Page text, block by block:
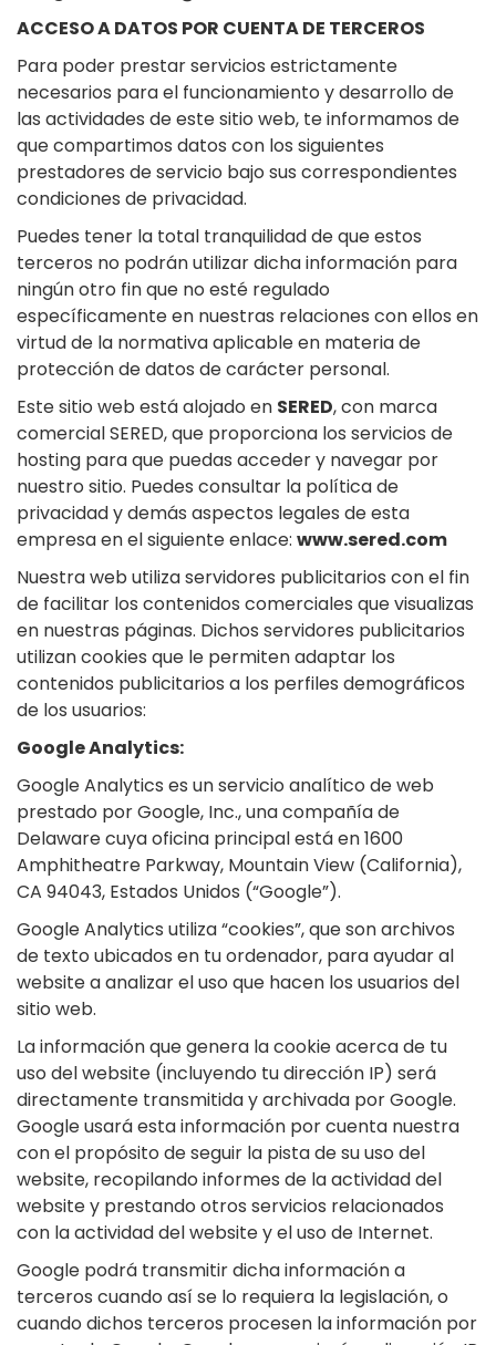
ACCESO A DATOS POR CUENTA DE TERCEROS
Para poder prestar servicios estrictamente
necesarios para el funcionamiento y desarrollo de
las actividades de este sitio web, te informamos de
que compartimos datos con los siguientes
prestadores de servicio bajo sus correspondientes
condiciones de privacidad.
Puedes tener la total tranquilidad de que estos
terceros no podrán utilizar dicha información para
ningún otro fin que no esté regulado
específicamente en nuestras relaciones con ellos en
virtud de la normativa aplicable en materia de
protección de datos de carácter personal.
Este sitio web está alojado en SERED, con marca
comercial SERED, que proporciona los servicios de
hosting para que puedas acceder y navegar por
nuestro sitio. Puedes consultar la política de
privacidad y demás aspectos legales de esta
empresa en el siguiente enlace: www.sered.com
Nuestra web utiliza servidores publicitarios con el fin
de facilitar los contenidos comerciales que visualizas
en nuestras páginas. Dichos servidores publicitarios
utilizan cookies que le permiten adaptar los
contenidos publicitarios a los perfiles demográficos
de los usuarios:
Google Analytics:
Google Analytics es un servicio analítico de web
prestado por Google, Inc., una compañía de
Delaware cuya oficina principal está en 1600
Amphitheatre Parkway, Mountain View (California),
CA 94043, Estados Unidos (“Google”).
Google Analytics utiliza “cookies”, que son archivos
de texto ubicados en tu ordenador, para ayudar al
website a analizar el uso que hacen los usuarios del
sitio web.
La información que genera la cookie acerca de tu
uso del website (incluyendo tu dirección IP) será
directamente transmitida y archivada por Google.
Google usará esta información por cuenta nuestra
con el propósito de seguir la pista de su uso del
website, recopilando informes de la actividad del
website y prestando otros servicios relacionados
con la actividad del website y el uso de Internet.
Google podrá transmitir dicha información a
terceros cuando así se lo requiera la legislación, o
cuando dichos terceros procesen la información por